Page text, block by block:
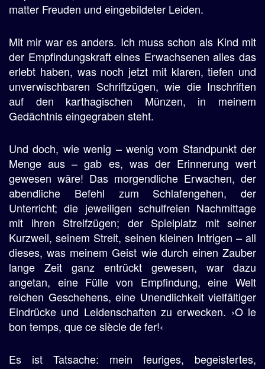
matter Freuden und eingebildeter Leiden.
Mit mir war es anders. Ich muss schon als Kind mit
der Empfindungskraft eines Erwachsenen alles das
erlebt haben, was noch jetzt mit klaren, tiefen und
unverwischbaren Schriftzügen, wie die Inschriften
auf den karthagischen Münzen, in meinem
Gedächtnis eingegraben steht.
Und doch, wie wenig – wenig vom Standpunkt der
Menge aus – gab es, was der Erinnerung wert
gewesen wäre! Das morgendliche Erwachen, der
abendliche Befehl zum Schlafengehen, der
Unterricht; die jeweiligen schulfreien Nachmittage
mit ihren Streifzügen; der Spielplatz mit seiner
Kurzweil, seinem Streit, seinen kleinen Intrigen – all
dieses, was meinem Geist wie durch einen Zauber
lange Zeit ganz entrückt gewesen, war dazu
angetan, eine Fülle von Empfindung, eine Welt
reichen Geschehens, eine Unendlichkeit vielfältiger
Eindrücke und Leidenschaften zu erwecken. ›O le
bon temps, que ce siècle de fer!‹
Es ist Tatsache: mein feuriges, begeistertes,